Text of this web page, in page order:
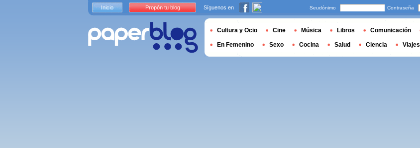
Inicio Propón tu blog Síguenos en Seudónimo Contraseña
Cultura y Ocio Cine Música Libros Comunicación
En Femenino Sexo Cocina Salud Ciencia Viajes